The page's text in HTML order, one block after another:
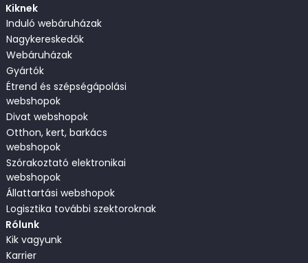
Kiknek
Induló webáruházak
Nagykereskedők
Webáruházak
Gyártók
Étrend és szépségápolási
webshopok
Divat webshopok
Otthon, kert, barkács
webshopok
Szórakoztató elektronikai
webshopok
Állattartási webshopok
Logisztika további szektoroknak
Rólunk
Kik vagyunk
Karrier